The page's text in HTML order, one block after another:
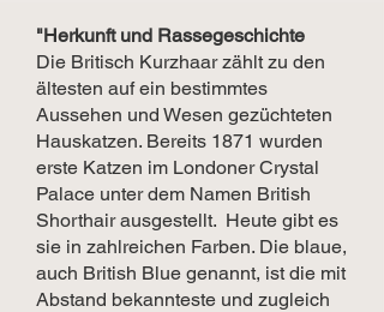
"Herkunft und Rassegeschichte
Die Britisch Kurzhaar zählt zu den
ältesten auf ein bestimmtes
Aussehen und Wesen gezüchteten
Hauskatzen. Bereits 1871 wurden
erste Katzen im Londoner Crystal
Palace unter dem Namen British
Shorthair ausgestellt. Heute gibt es
sie in zahlreichen Farben. Die blaue,
auch British Blue genannt, ist die mit
Abstand bekannteste und zugleich